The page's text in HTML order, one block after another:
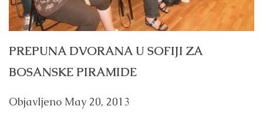
PREPUNA DVORANA U SOFIJI ZA
BOSANSKE PIRAMIDE
Objavljeno May 20, 2013